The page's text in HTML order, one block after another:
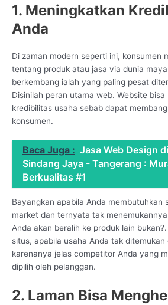
1. Meningkatkan
Anda
Di zaman modern seperti ini, konsumen
tentang produk atau jasa via dunia
berkembang ialah yang paling pesat
Disinilah peran utama web. Website bisa
kredibilitas usaha sebab dapat
konsumen.
Baca Juga : Jasa Web Design di
Sindang Jaya - Tangerang :
Berkualitas #1
Bayangkan apabila Anda membutuhkan
market dan ternyata tak
Anda akan beralih ke produk lain
situs, apabila usaha Anda tak ditemukan
karenanya jelas competitor Anda yang
dipilih oleh pelanggan.
2. Laman Bisa